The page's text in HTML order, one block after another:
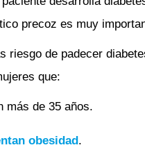
precoz es muy
riesgo de padecer
que:
más de 35 años.
obesidad.